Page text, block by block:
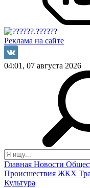
Реклама на сайте
04:01, 07 августа 2026
Главная Новости
Происшествия ЖКХ
Культура